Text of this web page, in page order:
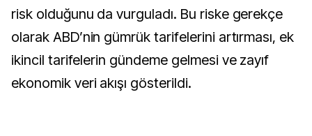
risk olduğunu da vurguladı. Bu riske gerekçe
olarak ABD’nin gümrük tarifelerini artırması, ek
ikincil tarifelerin gündeme gelmesi ve zayıf
ekonomik veri akışı gösterildi.